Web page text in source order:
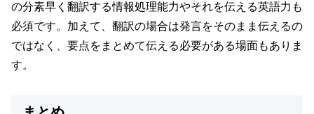
の分素早く翻訳する情報処理能力やそれを伝える英語力も
必須です。加えて、翻訳の場合は発言をそのまま伝えるの
ではなく、要点をまとめて伝える必要がある場面もありま
す。